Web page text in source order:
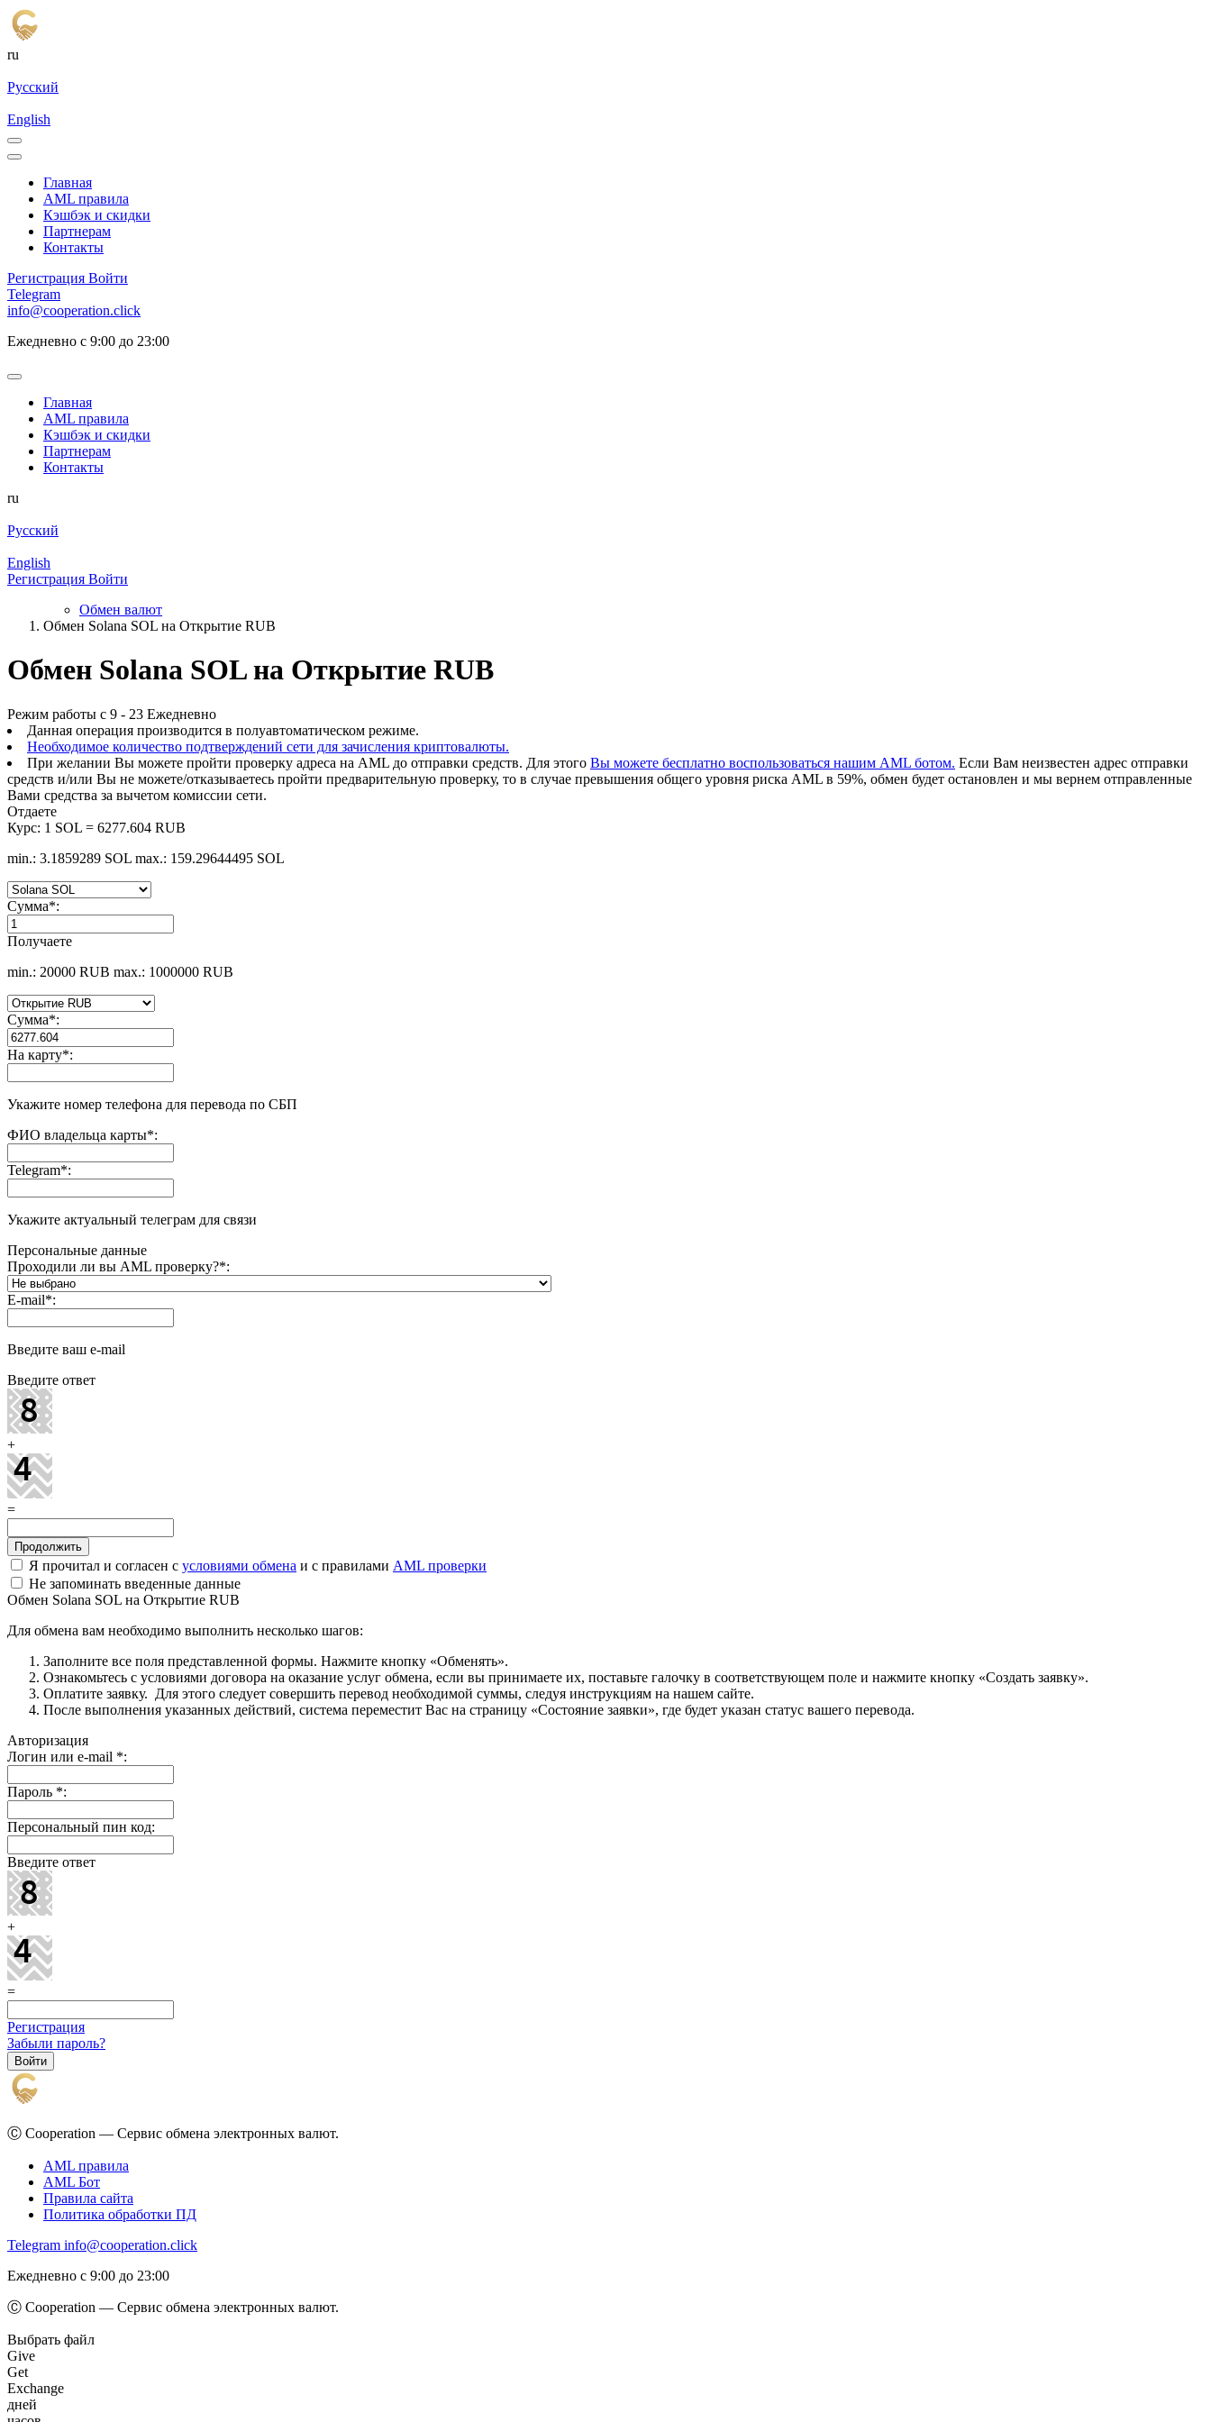
ru
Русский
English
Главная
AML правила
Кэшбэк и cкидки
Партнерам
Контакты
Регистрация Войти
Telegram
info@cooperation.click
Ежедневно с 9:00 до 23:00
Главная
AML правила
Кэшбэк и cкидки
Партнерам
Контакты
ru
Русский
English
Регистрация Войти
Обмен валют
Обмен Solana SOL на Открытие RUB
Обмен Solana SOL на Открытие RUB
Режим работы с 9 - 23 Ежедневно
Данная операция производится в полуавтоматическом режиме.
Необходимое количество подтверждений сети для зачисления криптовалюты.
При желании Вы можете пройти проверку адреса на AML до отправки средств. Для этого Вы можете бесплатно воспользоваться нашим AML ботом. Если Вам неизвестен адрес отправки
средств и/или Вы не можете/отказываетесь пройти предварительную проверку, то в случае превышения общего уровня риска AML в 59%, обмен будет остановлен и мы вернем отправленные
Вами средства за вычетом комиссии сети.
Отдаете
Курс: 1 SOL = 6277.604 RUB
min.: 3.1859289 SOL max.: 159.29644495 SOL
Сумма*:
Получаете
min.: 20000 RUB max.: 1000000 RUB
Сумма*:
На карту*:
Укажите номер телефона для перевода по СБП
ФИО владельца карты*:
Telegram*:
Укажите актуальный телеграм для связи
Персональные данные
Проходили ли вы AML проверку?*:
E-mail*:
Введите ваш e-mail
Введите ответ
+
=
Я прочитал и согласен с условиями обмена и с правилами AML проверки
Не запоминать введенные данные
Обмен Solana SOL на Открытие RUB
Для обмена вам необходимо выполнить несколько шагов:
Заполните все поля представленной формы. Нажмите кнопку «Обменять».
Ознакомьтесь с условиями договора на оказание услуг обмена, если вы принимаете их, поставьте галочку в соответствующем поле и нажмите кнопку «Создать заявку».
Оплатите заявку. Для этого следует совершить перевод необходимой суммы, следуя инструкциям на нашем сайте.
После выполнения указанных действий, система переместит Вас на страницу «Состояние заявки», где будет указан статус вашего перевода.
Авторизация
Логин или e-mail *:
Пароль *:
Персональный пин код:
Введите ответ
+
=
Регистрация
Забыли пароль?
Ⓒ Cooperation — Сервис обмена электронных валют.
AML правила
AML Бот
Правила сайта
Политика обработки ПД
Telegram info@cooperation.click
Ежедневно с 9:00 до 23:00
Ⓒ Cooperation — Сервис обмена электронных валют.
Выбрать файл
Give
Get
Exchange
дней